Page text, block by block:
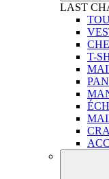
LAST
T-